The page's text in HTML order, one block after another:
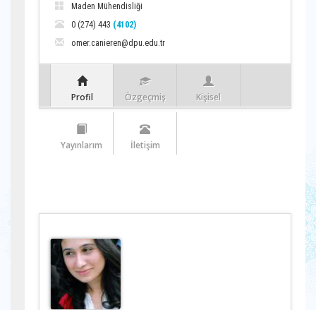
Maden Mühendisliği
0 (274) 443 (4102)
omer.canieren@dpu.edu.tr
Profil Özgeçmiş Kişisel
Yayınlarım İletişim